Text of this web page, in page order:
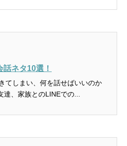
ネタ10選！
てしまい、何を話せばいいのか
、家族とのLINEでの...